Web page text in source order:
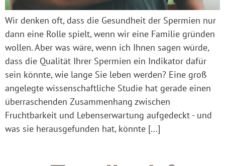
Wir denken oft, dass die Gesundheit der Spermien nur
dann eine Rolle spielt, wenn wir eine Familie gründen
wollen. Aber was wäre, wenn ich Ihnen sagen würde,
dass die Qualität Ihrer Spermien ein Indikator dafür
sein könnte, wie lange Sie leben werden? Eine groß
angelegte wissenschaftliche Studie hat gerade einen
überraschenden Zusammenhang zwischen
Fruchtbarkeit und Lebenserwartung aufgedeckt - und
was sie herausgefunden hat, könnte [...]